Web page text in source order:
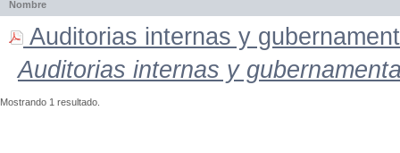
Nombre
Auditorias internas y
Auditorias internas y
Mostrando 1 resultado.